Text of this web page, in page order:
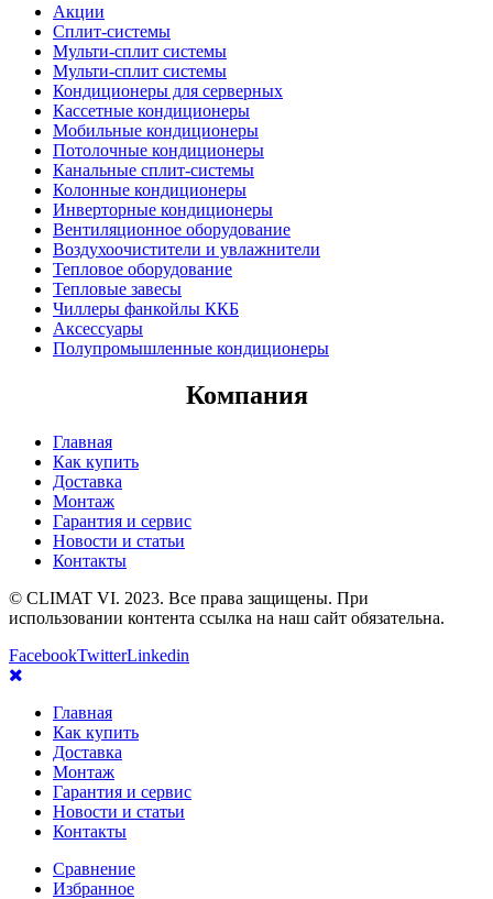
Акции
Сплит-системы
Мульти-сплит системы
Мульти-сплит системы
Кондиционеры для серверных
Кассетные кондиционеры
Мобильные кондиционеры
Потолочные кондиционеры
Канальные сплит-системы
Колонные кондиционеры
Инверторные кондиционеры
Вентиляционное оборудование
Воздухоочистители и увлажнители
Тепловое оборудование
Тепловые завесы
Чиллеры фанкойлы ККБ
Аксессуары
Полупромышленные кондиционеры
Компания
Главная
Как купить
Доставка
Монтаж
Гарантия и сервис
Новости и статьи
Контакты
© CLIMAT VI. 2023. Все права защищены. При
использовании контента ссылка на наш сайт обязательна.
FacebookTwitterLinkedin
Главная
Как купить
Доставка
Монтаж
Гарантия и сервис
Новости и статьи
Контакты
Сравнение
Избранное